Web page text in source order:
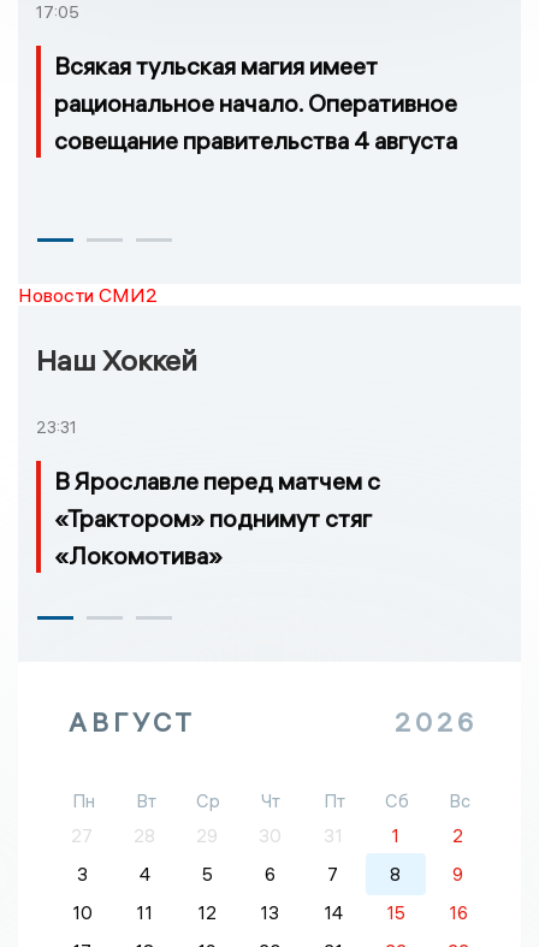
17:05
Всякая тульская магия имеет
рациональное начало. Оперативное
совещание правительства 4 августа
Новости СМИ2
Наш Хоккей
23:31
В Ярославле перед матчем с
«Трактором» поднимут стяг
«Локомотива»
АВГУСТ 2026
Пн Вт Ср Чт Пт Сб
Вс
27
28 29 30 31 1
2
3
4 5 6 7 8
9
10
11 12 13 14 15
16